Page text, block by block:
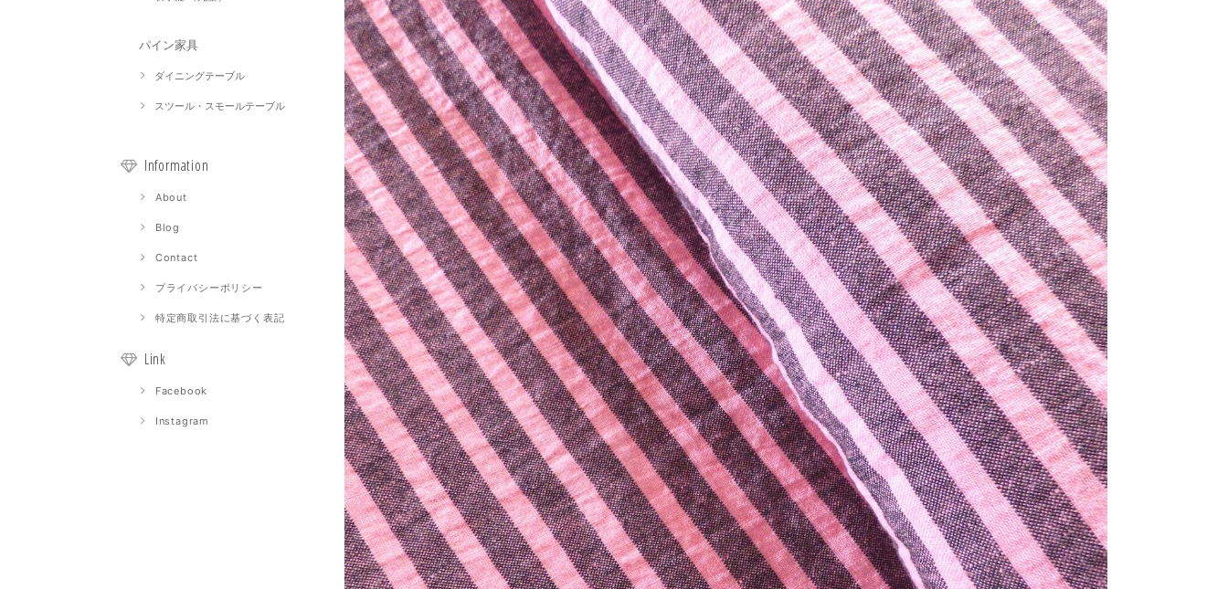
パイン家具
ダイニングテーブル
スツール・スモールテーブル
Information
About
Blog
Contact
プライバシーポリシー
特定商取引法に基づく表記
Link
Facebook
Instagram